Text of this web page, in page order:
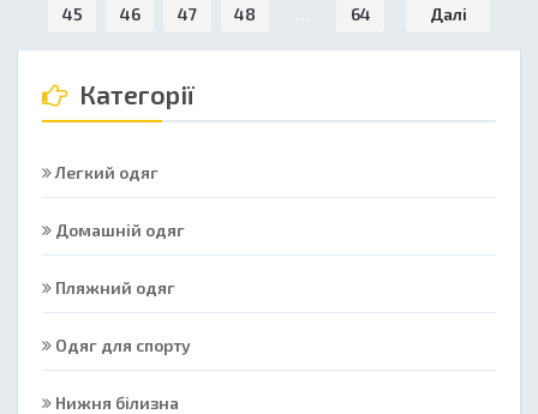
45
46 47 48 64 Далі
Категорії
Легкий одяг
Домашній одяг
Пляжний одяг
Одяг для спорту
Нижня білизна